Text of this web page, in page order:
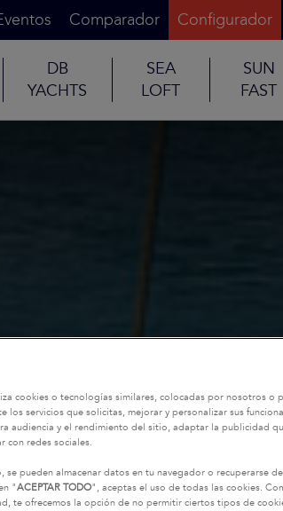
Comparador Configurador
DB
YACHTS
SEA
LOFT
SUN
FAST
cookies o tecnologías similares, colocadas por nosotros o
los servicios que solicitas, mejorar y personalizar sus
audiencia y el rendimiento del sitio, adaptar la publicidad
con redes sociales.
se pueden almacenar datos en tu navegador o recuperarse
"ACEPTAR TODO", aceptas el uso de todas las cookies.
te ofrecemos la opción de no permitir ciertos tipos de